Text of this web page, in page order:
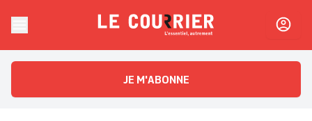
Le CourrierL'essentiel, autrement
JE M'ABONNE